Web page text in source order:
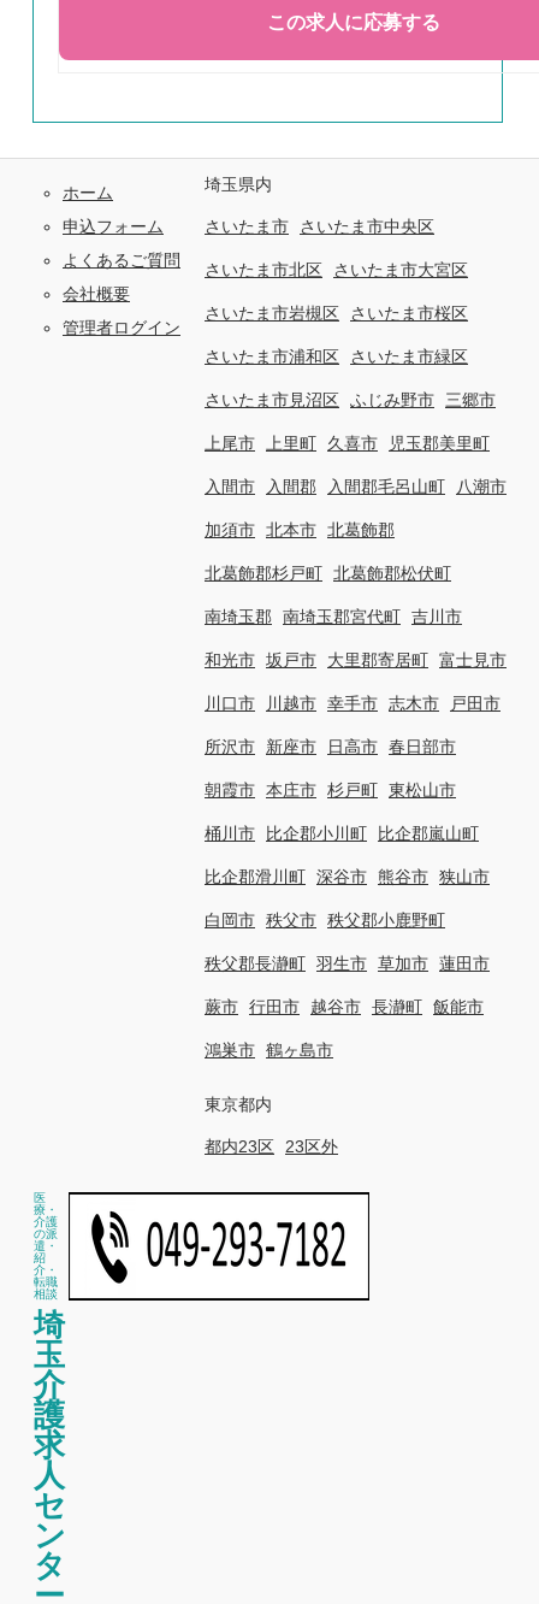
ホーム
申込フォーム
よくあるご質問
会社概要
管理者ログイン
埼玉県内
さいたま市 さいたま市中央区
さいたま市北区 さいたま市大宮区
さいたま市岩槻区 さいたま市桜区
さいたま市浦和区 さいたま市緑区
さいたま市見沼区 ふじみ野市 三郷市
上尾市 上里町 久喜市 児玉郡美里町
入間市 入間郡 入間郡毛呂山町 八潮市
加須市 北本市 北葛飾郡
北葛飾郡杉戸町 北葛飾郡松伏町
南埼玉郡 南埼玉郡宮代町 吉川市
和光市 坂戸市 大里郡寄居町 富士見市
川口市 川越市 幸手市 志木市 戸田市
所沢市 新座市 日高市 春日部市
朝霞市 本庄市 杉戸町 東松山市
桶川市 比企郡小川町 比企郡嵐山町
比企郡滑川町 深谷市 熊谷市 狭山市
白岡市 秩父市 秩父郡小鹿野町
秩父郡長瀞町 羽生市 草加市 蓮田市
蕨市 行田市 越谷市 長瀞町 飯能市
鴻巣市 鶴ヶ島市
東京都内
都内23区 23区外
医
療・
介護
の派
遣・
紹
介・
転職
相談
埼
玉
介
護
求
人
セ
ン
タ
ー